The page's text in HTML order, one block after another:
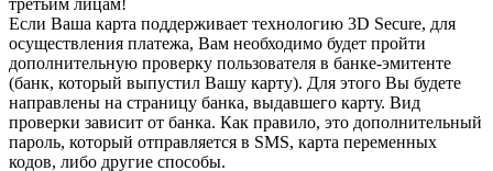
третьим лицам!
Если Ваша карта поддерживает технологию 3D Secure, для
осуществления платежа, Вам необходимо будет пройти
дополнительную проверку пользователя в банке-эмитенте
(банк, который выпустил Вашу карту). Для этого Вы будете
направлены на страницу банка, выдавшего карту. Вид
проверки зависит от банка. Как правило, это дополнительный
пароль, который отправляется в SMS, карта переменных
кодов, либо другие способы.